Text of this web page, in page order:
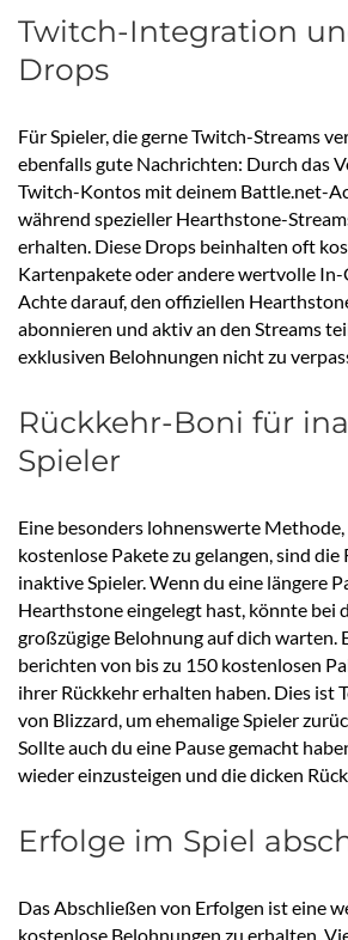
Twitch-Integration
Drops
Für Spieler, die gerne Twitch-Streams
ebenfalls gute Nachrichten: Durch das
Twitch-Kontos mit deinem Battle.net-
während spezieller Hearthstone-
erhalten. Diese Drops beinhalten oft
Kartenpakete oder andere wertvolle In-
Achte darauf, den offiziellen
abonnieren und aktiv an den Streams
exklusiven Belohnungen nicht zu
Rückkehr-Boni für
Spieler
Eine besonders lohnenswerte Methode,
kostenlose Pakete zu gelangen, sind
inaktive Spieler. Wenn du eine längere
Hearthstone eingelegt hast, könnte bei
großzügige Belohnung auf dich warten.
berichten von bis zu 150 kostenlosen
ihrer Rückkehr erhalten haben. Dies ist
von Blizzard, um ehemalige Spieler
Sollte auch du eine Pause gemacht
wieder einzusteigen und die dicken
Erfolge im Spiel
Das Abschließen von Erfolgen ist eine
kostenlose Belohnungen zu erhalten.